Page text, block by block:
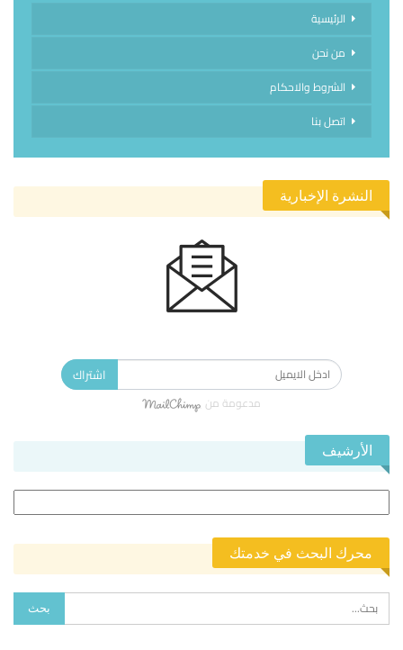
الرئيسية
من نحن
الشروط والاحكام
اتصل بنا
النشرة الإخبارية
اشتراك
مدعومة من
الأرشيف
محرك البحث في خدمتك